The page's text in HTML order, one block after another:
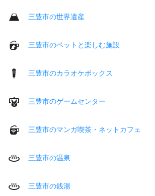
三豊市の世界遺産
三豊市のペットと楽しむ施設
三豊市のカラオケボックス
三豊市のゲームセンター
三豊市のマンガ喫茶・ネットカフェ
三豊市の温泉
三豊市の銭湯